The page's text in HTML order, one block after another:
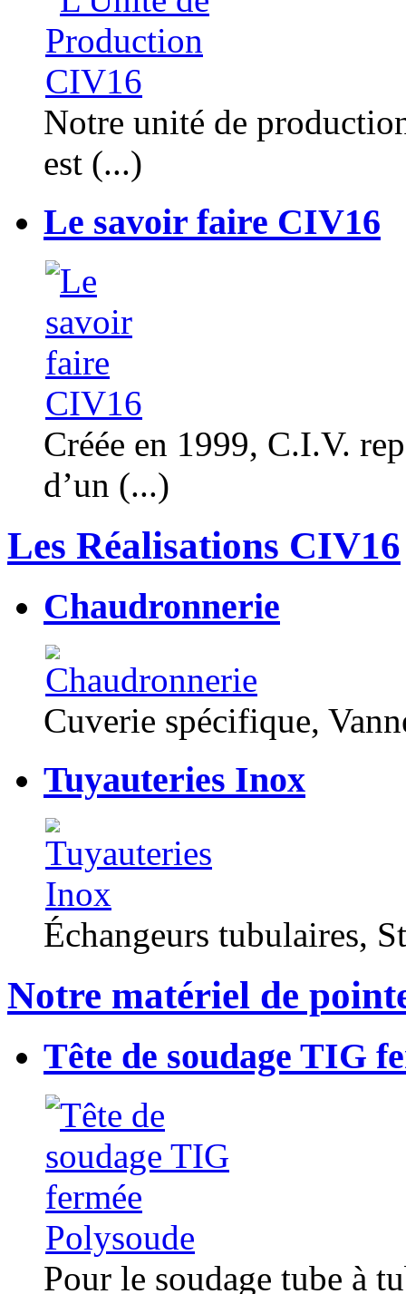
Notre unité de
est (...)
Le savoir faire CIV16
Créée en 1999, C.I.V.
d’un (...)
Les Réalisations CIV16
Chaudronnerie
Cuverie spécifique,
Tuyauteries Inox
Échangeurs tubulaires,
Notre matériel de
Tête de soudage TIG
Pour le soudage tube à